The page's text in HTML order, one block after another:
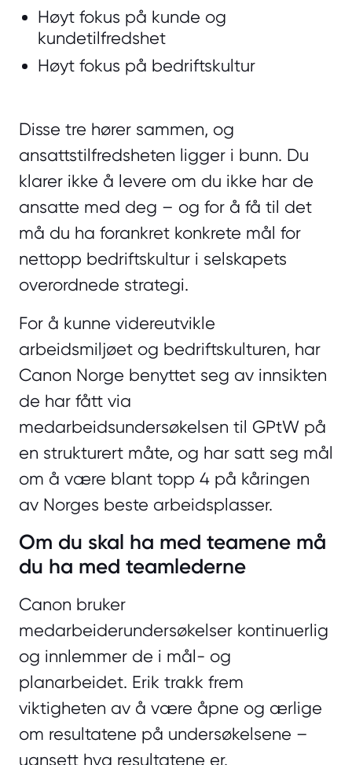
Høyt fokus på kunde og
kundetilfredshet
Høyt fokus på bedriftskultur
Disse tre hører sammen, og
ansattstilfredsheten ligger i bunn. Du
klarer ikke å levere om du ikke har de
ansatte med deg – og for å få til det
må du ha forankret konkrete mål for
nettopp bedriftskultur i selskapets
overordnede strategi.
For å kunne videreutvikle
arbeidsmiljøet og bedriftskulturen, har
Canon Norge benyttet seg av innsikten
de har fått via
medarbeidsundersøkelsen til GPtW på
en strukturert måte, og har satt seg mål
om å være blant topp 4 på kåringen
av Norges beste arbeidsplasser.
Om du skal ha med teamene må
du ha med teamlederne
Canon bruker
medarbeiderundersøkelser kontinuerlig
og innlemmer de i mål- og
planarbeidet. Erik trakk frem
viktigheten av å være åpne og ærlige
om resultatene på undersøkelsene –
uansett hva resultatene er.